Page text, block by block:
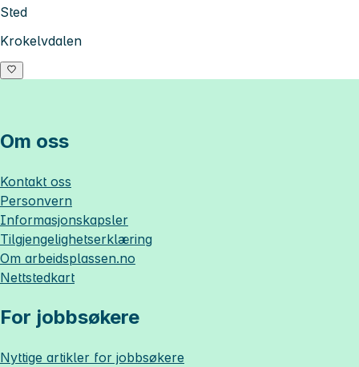
Sted
Krokelvdalen
Om oss
Kontakt oss
Personvern
Informasjonskapsler
Tilgjengelighetserklæring
Om arbeidsplassen.no
Nettstedkart
For jobbsøkere
Nyttige artikler for jobbsøkere